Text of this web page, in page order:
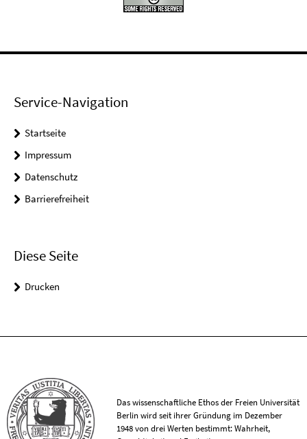
Service-Navigation
Startseite
Impressum
Datenschutz
Barrierefreiheit
Diese Seite
Drucken
Das wissenschaftliche Ethos der Freien Universität
Berlin wird seit ihrer Gründung im Dezember
1948 von drei Werten bestimmt: Wahrheit,